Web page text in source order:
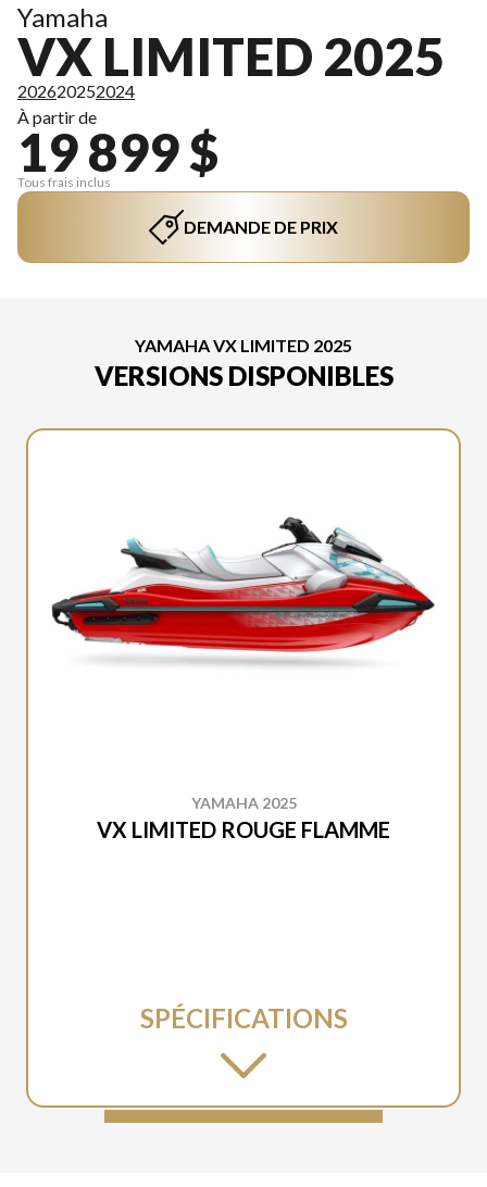
Yamaha
VX LIMITED 2025
202620252024
À partir de
19 899 $
Tous frais inclus
DEMANDE DE PRIX
YAMAHA VX LIMITED 2025
VERSIONS DISPONIBLES
YAMAHA 2025
VX LIMITED ROUGE FLAMME
SPÉCIFICATIONS